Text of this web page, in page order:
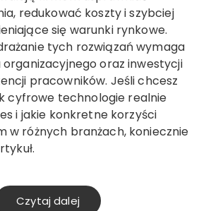
redukować koszty i szybciej
się warunki rynkowe.
tych rozwiązań wymaga
oraz inwestycji
pracowników. Jeśli chcesz
cyfrowe technologie realnie
i jakie konkretne korzyści
w różnych branżach, koniecznie
Czytaj dalej